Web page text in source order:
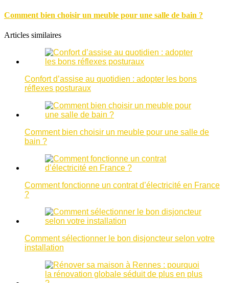
Comment bien choisir un meuble pour une salle de bain ?
Articles similaires
Confort d’assise au quotidien : adopter les bons
réflexes posturaux
Comment bien choisir un meuble pour une salle de
bain ?
Comment fonctionne un contrat d’électricité en France
?
Comment sélectionner le bon disjoncteur selon votre
installation